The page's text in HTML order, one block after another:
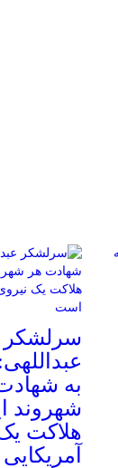
سرلشکر
به
شهروند
هلاکت